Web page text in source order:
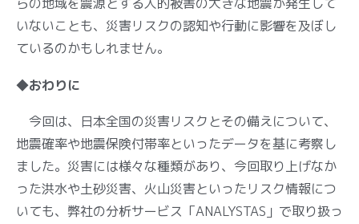
いないことも、災害リスクの認知や行動に影響を及ぼし
ているのかもしれません。
◆おわりに
今回は、日本全国の災害リスクとその備えについて、
地震確率や地震保険付帯率といったデータを基に考察し
ました。災害には様々な種類があり、今回取り上げなか
った洪水や土砂災害、火山災害といったリスク情報につ
いても、弊社の分析サービス「ANALYSTAS」で取り扱っ